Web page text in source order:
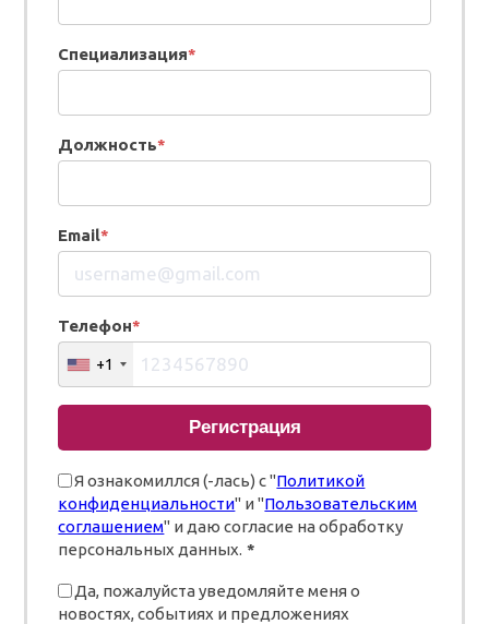
Специализация*
Должность*
Email*
Телефон*
+1
Регистрация
Я ознакомиллся (-лась) с "Политикой
конфиденциальности" и "Пользовательским
соглашением" и даю согласие на обработку
персональных данных. *
Да, пожалуйста уведомляйте меня о
новостях, событиях и предложениях